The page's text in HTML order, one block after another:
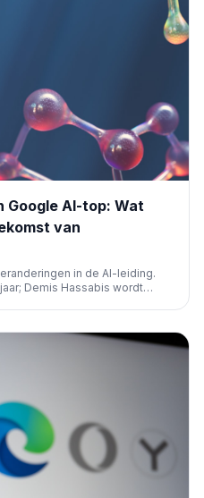
Google AI-top: Wat
van
in de AI-leiding.
Demis Hassabis wordt